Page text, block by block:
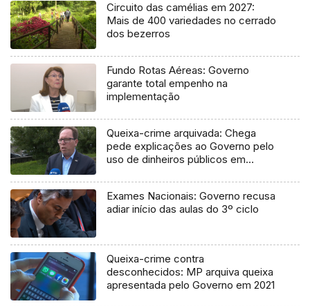
Circuito das camélias em 2027:
Mais de 400 variedades no cerrado
dos bezerros
Fundo Rotas Aéreas: Governo
garante total empenho na
implementação
Queixa-crime arquivada: Chega
pede explicações ao Governo pelo
uso de dinheiros públicos em
Exames Nacionais: Governo recusa
adiar início das aulas do 3º ciclo
Queixa-crime contra
desconhecidos: MP arquiva queixa
apresentada pelo Governo em 2021